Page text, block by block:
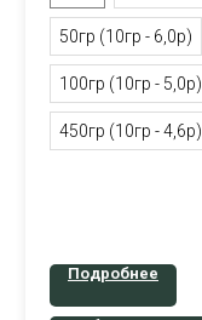
50гр (10гр - 6,0р)
100гр (10гр - 5,0р)
450гр (10гр - 4,6р)
Подробнее